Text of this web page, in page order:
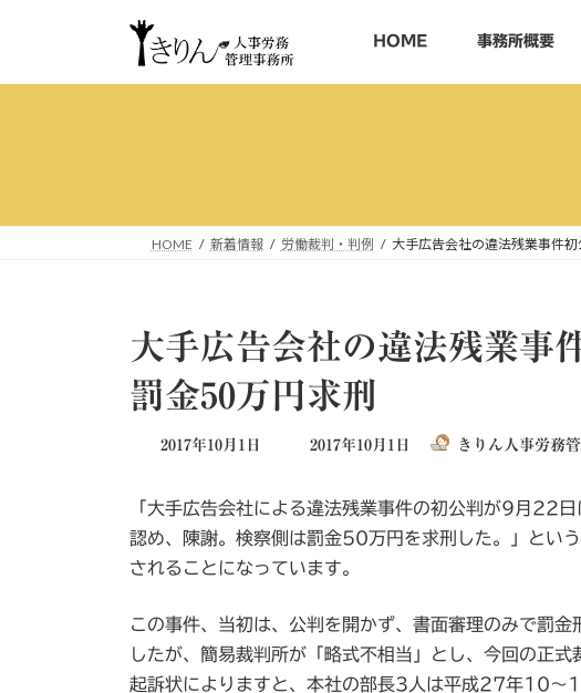
ッ
移
HOME 事務所概要
HOME 新着情報 労働裁判・判例 大手広告会社の違法残業事件
大手広告会社の違法残業
罰金50万円求刑
2017年10月1日
最
新
日
:
2017年10月1日 きりん人事労務
「大手広告会社による違法残業事件の初公判が9月22
認め、陳謝。検察側は罰金50万円を求刑した。」とい
されることになっています。
この事件、当初は、公判を開かず、書面審理のみで罰
したが、簡易裁判所が「略式不相当」とし、今回の正式
起訴状によりますと、本社の部長3人は平成27年10～